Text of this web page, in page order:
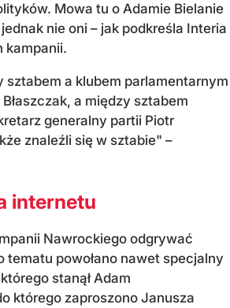
Mowa tu o Adamie Bielanie
nie oni – jak podkreśla Interia
kampanii.
sztabem a klubem parlamentarnym
a między sztabem
generalny partii Piotr
znaleźli się w sztabie" –
internetu
Nawrockiego odgrywać
tematu powołano nawet specjalny
stanął Adam
którego zaproszono Janusza